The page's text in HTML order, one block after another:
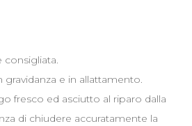
consigliata.
e in allattamento.
fresco ed asciutto al riparo dalla
di chiudere accuratamente la